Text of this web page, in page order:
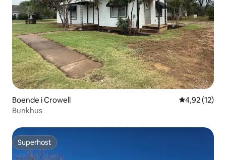
Boende i Crowell 4,92 av 5 i
4,92 (12)
Bunkhus
Superhost
Superhost